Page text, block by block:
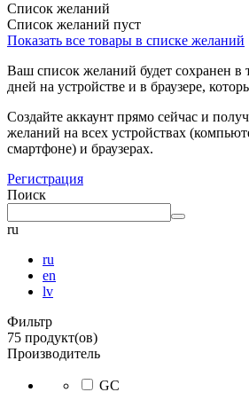
Список желаний
Список желаний пуст
Показать все товары в списке желаний
Ваш список желаний будет сохранен в
дней на устройстве и в браузере,
Создайте аккаунт прямо сейчас и
желаний на всех устройствах
смартфоне) и браузерах.
Регистрация
Поиск
ru
ru
en
lv
Фильтр
75 продукт(ов)
Производитель
GC